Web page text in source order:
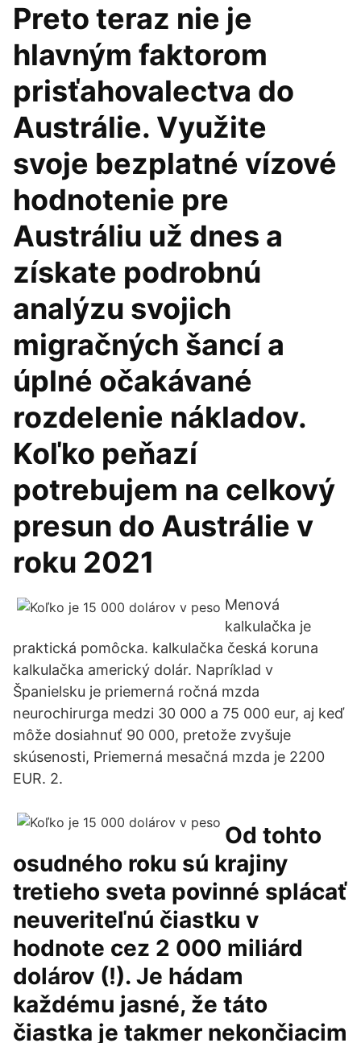
Preto teraz nie je
hlavným faktorom
prisťahovalectva do
Austrálie. Využite
svoje bezplatné vízové
hodnotenie pre
Austráliu už dnes a
získate podrobnú
analýzu svojich
migračných šancí a
úplné očakávané
rozdelenie nákladov.
Koľko peňazí
potrebujem na celkový
presun do Austrálie v
roku 2021
Menová
kalkulačka je
praktická pomôcka. kalkulačka česká koruna
kalkulačka americký dolár. Napríklad v
Španielsku je priemerná ročná mzda
neurochirurga medzi 30 000 a 75 000 eur, aj keď
môže dosiahnuť 90 000, pretože zvyšuje
skúsenosti, Priemerná mesačná mzda je 2200
EUR. 2.
Od tohto
osudného roku sú krajiny
tretieho sveta povinné splácať
neuveriteľnú čiastku v
hodnote cez 2 000 miliárd
dolárov (!). Je hádam
každému jasné, že táto
čiastka je takmer nekončiacim